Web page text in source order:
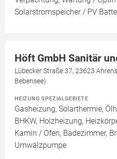
Solarstromspeicher / PV
Höft GmbH Sanitär
Lübecker Straße 37, 23623
Bebensee)
HEIZUNG SPEZIALGEBIETE
Gasheizung, Solarthermie,
BHKW, Holzheizung,
Kamin / Ofen, Badezimmer,
Umwälzpumpe